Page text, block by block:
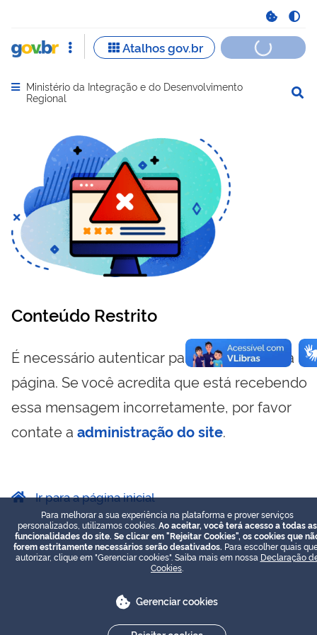
Abrir menu principal de navegação
Ministério da Integração e do Desenvolvimento
Regional
Conteúdo Restrito
É necessário autenticar para visualizar essa
página. Se você acredita que está recebendo
essa mensagem incorretamente, por favor
contate a administração do site.
Ir para a página inicial
Para melhorar a sua experiência na plataforma e prover serviços
personalizados, utilizamos cookies. Ao aceitar, você terá acesso a todas as
funcionalidades do site. Se clicar em "Rejeitar Cookies", os cookies que
forem estritamente necessários serão desativados. Para escolher quais
autorizar, clique em "Gerenciar cookies". Saiba mais em nossa Declaração
Cookies
Gerenciar cookies